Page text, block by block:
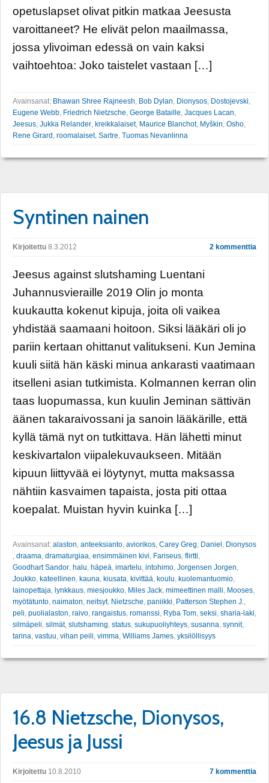
opetuslapset olivat pitkin matkaa Jeesusta
varoittaneet? He elivät pelon maailmassa,
jossa ylivoiman edessä on vain kaksi
vaihtoehtoa: Joko taistelet vastaan […]
Avainsanat: Bhawan Shree Rajneesh Bob Dylan Dionysos Dostojevski
Eugene Webb Friedrich Nietzsche George Bataille Jacques Lacan
Jeesus Jukka Relander kreikkalaiset, Maurice Blanchot, Myškin Osho
Rene Girard roomalaiset, Sartre Tuomas Nevanlinna
Syntinen nainen
Kirjoitettu 8.3.2012 2 kommenttia
Jeesus against slutshaming Luentani
Juhannusvieraille 2019 Olin jo monta
kuukautta kokenut kipuja, joita oli vaikea
yhdistää saamaani hoitoon. Siksi lääkäri oli jo
pariin kertaan ohittanut valitukseni. Kun Jemina
kuuli siitä hän käski minua ankarasti vaatimaan
itselleni asian tutkimista. Kolmannen kerran olin
taas luopumassa, kun kuulin Jeminan sättivän
äänen takaraivossani ja sanoin lääkärille, että
kyllä tämä nyt on tutkittava. Hän lähetti minut
keskivartalon viipalekuvaukseen. Mitään
kipuun liittyvää ei löytynyt, mutta maksassa
nähtiin kasvaimen tapaista, josta piti ottaa
koepalat. Muistan hyvin kuinka […]
Avainsanat: alaston, anteeksianto, aviorikos, Carey Greg, Daniel , Dionysos
, draama, dramaturgiaa, ensimmäinen kivi, Fariseus, flirtti,
Goodhart Sandor, halu, häpeä, imartelu, intohimo, Jorgensen Jorgen,
Joukko, kateellinen, kauna, kiusata, kivittää, koulu, kuolemantuomio,
lainopettaja, lynkkaus, miesjoukko, Miles Jack, mimeettinen malli, Mooses,
myötätunto, naimaton, neitsyt, Nietzsche, paniikki, Patterson Stephen J.,
peli, puolialaston, raivo, rangaistus, romanssi, Ryba Tom, seksi, sharia-laki,
silmäpeli, silmät, slutshaming, status, sukupuoliyhteys, susanna, synnit,
tarina, vastuu, vihan peili, vimma, Williams James, yksilöllisyys
16.8 Nietzsche, Dionysos,
Jeesus ja Jussi
Kirjoitettu 10.8.2010 7 kommenttia